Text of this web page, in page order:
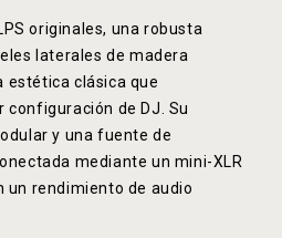
originales, una robusta
laterales de madera
estética clásica que
de DJ. Su
y una fuente de
mediante un mini-XLR
un rendimiento de audio